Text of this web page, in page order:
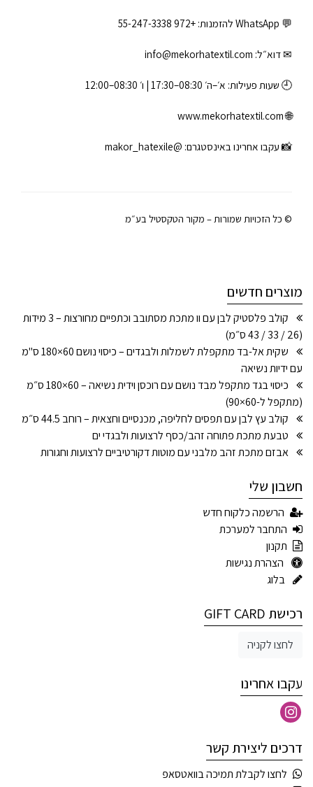
💬 WhatsApp להזמנות: +972 55-247-3338
✉ דוא״ל: info@mekorhatextil.com
🕘 שעות פעילות: א׳–ה׳ 08:30–17:30 | ו׳ 08:30–12:00
🌐
www.mekorhatextil.com
📸 עקבו אחרינו באינסטגרם: @makor_hatexile
© כל הזכויות שמורות – מקור הטקסטיל בע״מ
מוצרים חדשים
קולב פלסטיק לבן עם וו מתכת מסתובב וכתפיים מחורצות – 3 מידות
(26 / 33 / 43 ס״מ)
שקית אל-בד מתקפלת לשמלות ולבגדים – כיסוי נושם 60×180 ס"מ
עם ידיות נשיאה
כיסוי בגד מתקפל מבד נושם עם רוכסן וידית נשיאה – 60×180 ס״מ
(מתקפל ל-60×90)
קולב עץ לבן עם תפסים לחליפה, מכנסיים וחצאית – רוחב 44.5 ס״מ
טבעת מתכת פתוחה זהב/כסף לרצועות ולבגדי ים
אבזם מתכת זהב מלבני עם מוטות דקורטיביים לרצועות וחגורות
חשבון שלי
הרשמה כלקוח חדש
התחבר למערכת
תקנון
הצהרת נגישות
בלוג
רכישת GIFT CARD
לחצו לקניה
עקבו אחרינו
דרכים ליצירת קשר
לחצו לקבלת תמיכה בוואטסאפ